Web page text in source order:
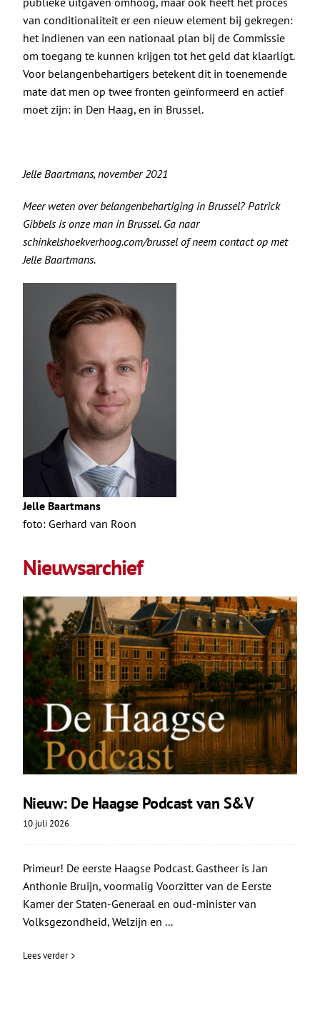
van conditionaliteit er een nieuw element bij gekregen:
het indienen van een nationaal plan bij de Commissie
om toegang te kunnen krijgen tot het geld dat klaarligt.
Voor belangenbehartigers betekent dit in toenemende
mate dat men op twee fronten geïnformeerd en actief
moet zijn: in Den Haag, en in Brussel.
Jelle Baartmans, november 2021
Meer weten over belangenbehartiging in Brussel? Patrick
Gibbels is onze man in Brussel. Ga naar
schinkelshoekverhoog.com/brusselof neem contact op met
Jelle Baartmans.
Jelle Baartmans
foto: Gerhard van Roon
Nieuwsarchief
Nieuw: De Haagse Podcast van S&V
10 juli 2026
Primeur! De eerste Haagse Podcast. Gastheer is Jan
Anthonie Bruijn, voormalig Voorzitter van de Eerste
Kamer der Staten-Generaal en oud-minister van
Volksgezondheid, Welzijn en ...
Lees verder